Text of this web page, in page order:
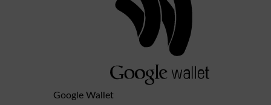
Google Wallet